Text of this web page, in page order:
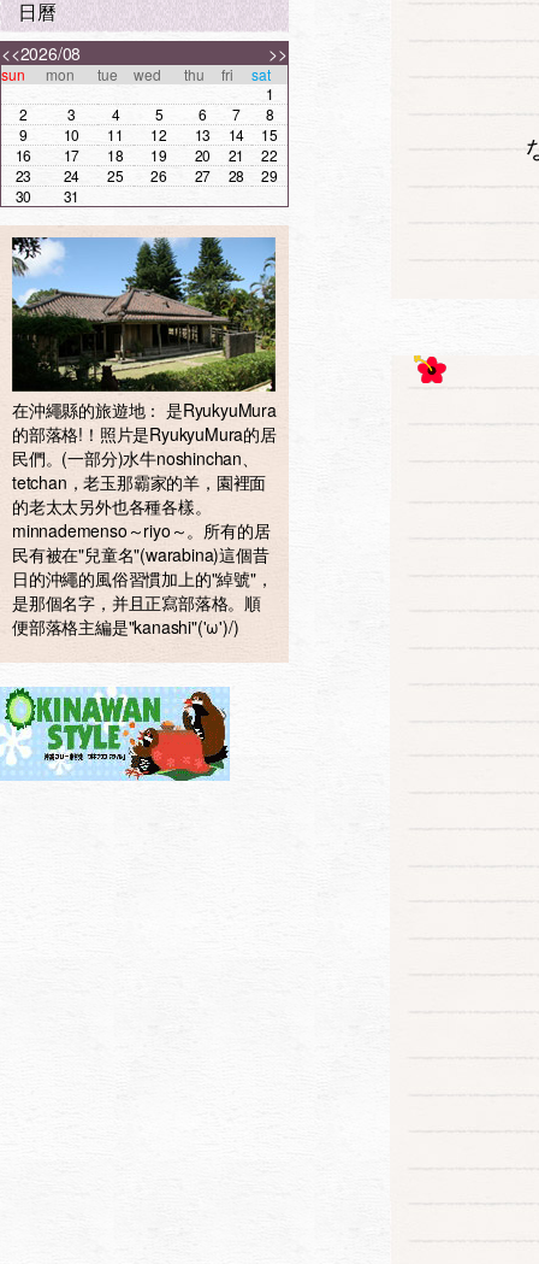
日曆
<< >>
2026/08
sun mon tue wed thu fri
sat
1
2
3 4 5 6 7
8
9
10 11 12 13 14
15
16
17 18 19 20 21
22
23
24 25 26 27 28
29
30
31
在沖繩縣的旅遊地： 是RyukyuMura
的部落格!！照片是RyukyuMura的居
民們。(一部分)水牛noshinchan、
tetchan，老玉那霸家的羊，園裡面
的老太太另外也各種各樣。
minnademenso～riyo～。所有的居
民有被在"兒童名"(warabina)這個昔
日的沖繩的風俗習慣加上的"綽號"，
是那個名字，并且正寫部落格。順
便部落格主編是"kanashi"('ω')/)